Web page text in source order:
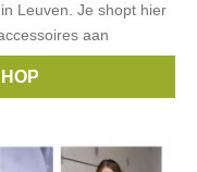
Leuven. Je shopt hier
aan